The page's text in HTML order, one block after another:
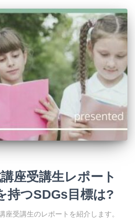
座受講生レポート
持つSDGs目標は?
座受講生のレポートを紹介します。